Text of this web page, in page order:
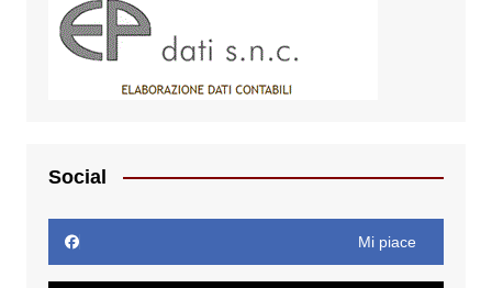
Social
Mi piace